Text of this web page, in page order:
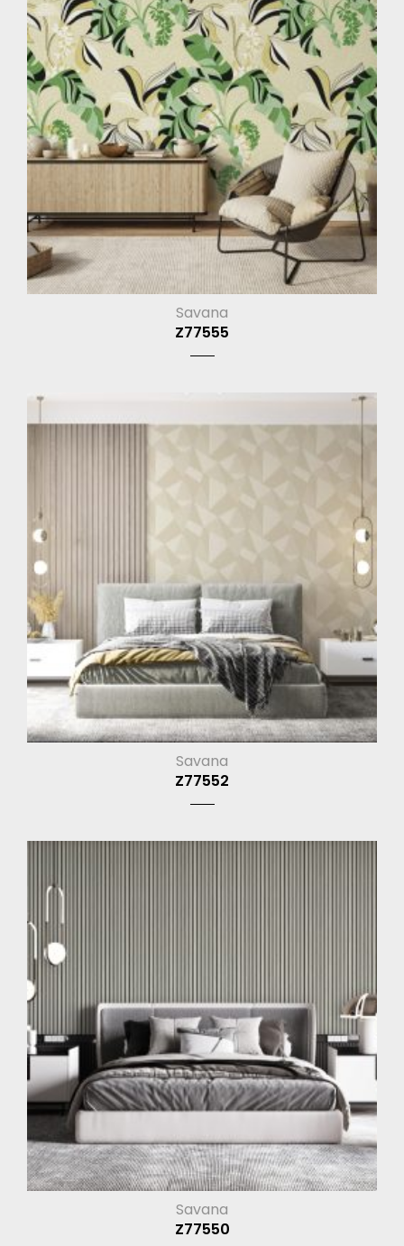
Savana
Z77555
Savana
Z77552
Savana
Z77550